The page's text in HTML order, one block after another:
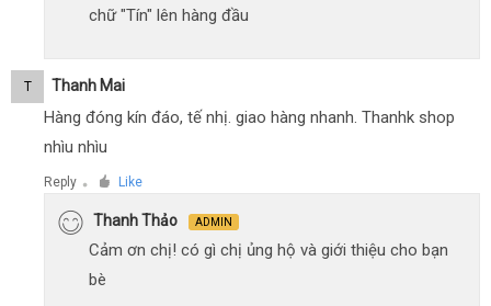
chữ "Tín" lên hàng đầu
T Thanh Mai
Hàng đóng kín đáo, tế nhị. giao hàng nhanh. Thanhk shop
nhìu nhìu
Reply ● Like
Thanh Thảo ADMIN
Cảm ơn chị! có gì chị ủng hộ và giới thiệu cho bạn
bè